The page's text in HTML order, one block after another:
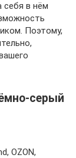
себя в нём
Поэтому,
серый
OZON,